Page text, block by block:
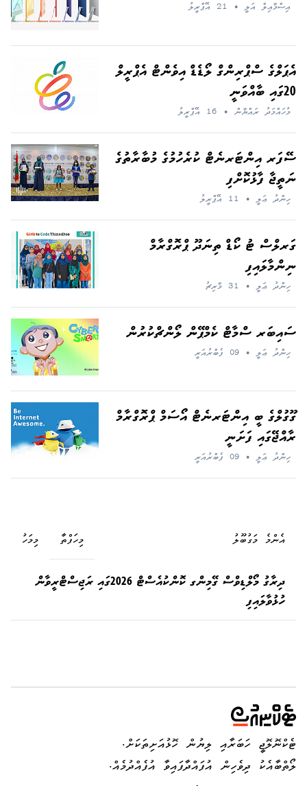
އިސްމާއިލް އަލީ •
އެޕަލްގެ ސްޕްރިންގް ލޯޑެޑް އިވެންޓް އެޕްރީލް
20ގައި ބާއްވަނީ
މުހައްމަދު ރައްޔާން •
ސޭފަރ އިންޓަރނެޓް ކުރެހުމުގެ މުބާރާތުގެ
ނަތީޖާ ފާޅުކޮށްފި
ހިންދު ޢަލީ •
ގަރލްސް ޓު ކޯޑް ތިނަދޫ ޕްރޮގްރާމް
ނިންމާލައިފި
ހިންދު ޢަލީ •
ސައިބަރ ސްމާޓް ކެމްޕޭން ލޯންޗްކުރުން
ހިންދު ޢަލީ •
ގޫގުލްގެ ބީ އިންޓަރނެޓް އޯސަމް ޕްރޮގްރާމް
ރާއްޖޭގައި ފަށަނީ
ހިންދު ޢަލީ •
އެންމެ މަގުބޫލު މިމަހު މިހަފްތާ
ދިރާގު މޯލްޑިވްސް ގޭމިންގ ކޮންކުއެސްޓް 2026ގައި ރަޖިސްޓްރީވާން
ހުޅުވާލައިފި
ޓެކްނޮލޮޖީ ހަބަރާއި ލިޔުން ހޮޅުއަށިތަކަށް.
ލޯތްބާއެކު ދިވެހިން އުފައްދާފައިވާ އުފެއްދުމެއް.